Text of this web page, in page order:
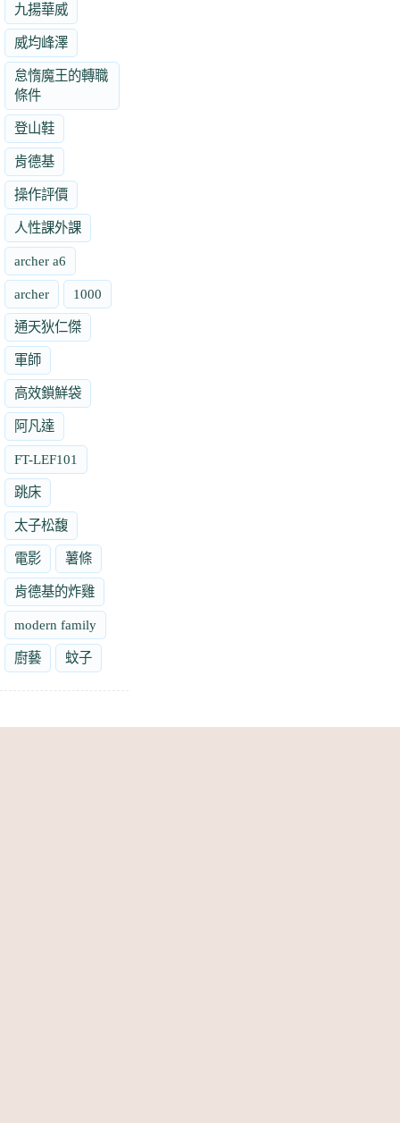
九揚華威
威均峰澤
怠惰魔王的轉職
條件
登山鞋
肯德基
操作評價
人性課外課
archer a6
archer 1000
通天狄仁傑
軍師
高效鎖鮮袋
阿凡達
FT-LEF101
跳床
太子松馥
電影 薯條
肯德基的炸雞
modern family
廚藝 蚊子